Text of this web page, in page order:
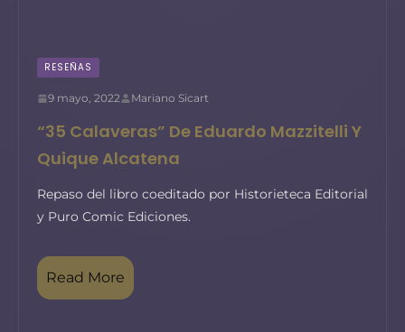
RESEÑAS
9 mayo, 2022 Mariano Sicart
“35 Calaveras” De Eduardo Mazzitelli Y
Quique Alcatena
Repaso del libro coeditado por Historieteca Editorial
y Puro Comic Ediciones.
Read More